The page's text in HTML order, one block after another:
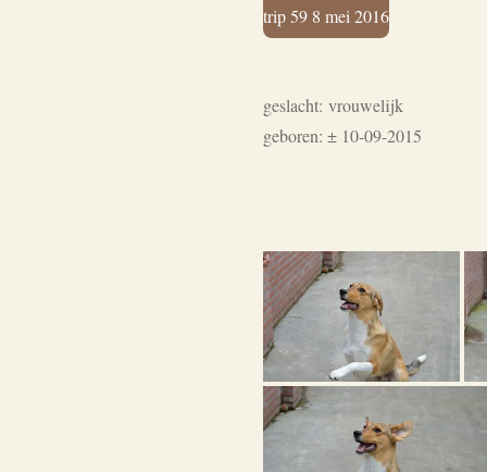
trip 59 8 mei 2016
geslacht: vrouwelijk
geboren: ± 10-09-2015